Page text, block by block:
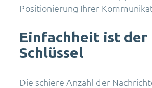
Positionierung Ihrer
Einfachheit ist der
Schlüssel
Die schiere Anzahl der